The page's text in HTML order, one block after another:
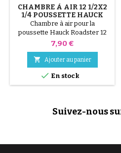
CHAMBRE À AIR 12 1/2X2
1/4 POUSSETTE HAUCK
ROADSTER
Chambre à air pour la
poussette Hauck Roadster 12
1/2x2 1/4
Prix
7,90 €
 Ajouter au panier
 En stock
Suivez-nous